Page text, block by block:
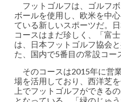
フットゴルフは、ゴルフ
ボールを使用し、欧米を中
ている新しいスポーツだ。
コースはまだ珍しく、「富
は、日本フットゴルフ協会
た、国内で5番目の常設コー
そのコースは2015年に営
場を活用しており、西洋芝
上でフットゴルフができる